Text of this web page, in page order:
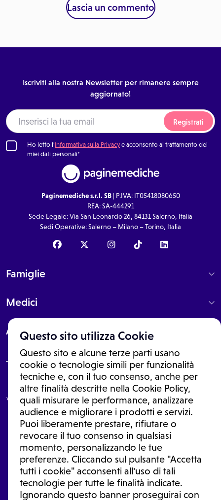
Questo sito utilizza Cookie
Questo sito e alcune terze parti usano
cookie o tecnologie simili per funzionalità
tecniche e, con il tuo consenso, anche per
altre finalità descritte nella Cookie Policy,
quali misurare le performance, analizzare
audience e migliorare i prodotti e servizi.
Puoi liberamente prestare, rifiutare o
revocare il tuo consenso in qualsiasi
momento, personalizzando le tue
preferenze. Cliccando sul pulsante "Accetta
tutti i cookie" acconsenti all'uso di tali
tecnologie per tutte le finalità indicate.
Ignorando questo banner proseguirai con
Lascia un commento
Iscriviti alla nostra Newsletter per rimanere sempre
aggiornato!
Registrati
Ho letto l'Informativa sulla Privacye acconsento al trattamento dei
miei dati personali*
Paginemediche s.r.l. SB| P.IVA: IT05418080650
REA: SA-444291
Sede Legale: Via San Leonardo 26, 84131 Salerno, Italia
Sedi Operative: Salerno – Milano – Torino, Italia
Famiglie
Medici
About
Le informazioni proposte in questo sito non sono un consulto medico.
In nessun caso, queste informazioni sostituiscono un consulto, una
visita o una diagnosi formulata dal medico. Non si devono considerare
le informazioni disponibili come suggerimenti per la formulazione di
una diagnosi, la determinazione di un trattamento o l'assunzione o
sospensione di un farmaco senza prima consultare un medico di
medicina generale o uno specialista.
Condizioni di utilizzo|Privacy Policy |Gestione Cookie
Ⓒ 2026 | Tutti i diritti riservati.